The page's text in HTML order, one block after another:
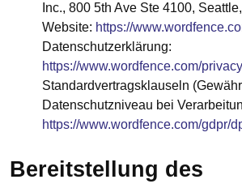
Inc., 800 5th Ave Ste 4100,
Website: https://
Datenschutzerklärung:
https://www.wordfence.com/
Standardvertragsklauseln
Datenschutzniveau bei
https://www.wordfence.com/gdpr/
Bereitstellung des